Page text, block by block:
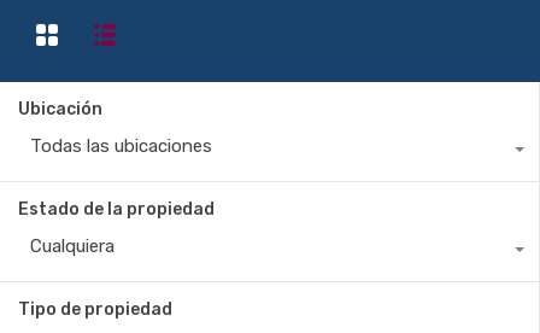
Ubicación
Todas las ubicaciones
Estado de la propiedad
Cualquiera
Tipo de propiedad